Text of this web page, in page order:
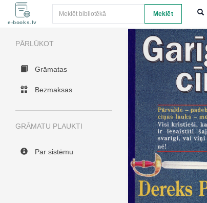
e-books.lv
Meklēt
PĀRLŪKOT
Grāmatas
Bezmaksas
GRĀMATU PLAUKTI
Par sistēmu